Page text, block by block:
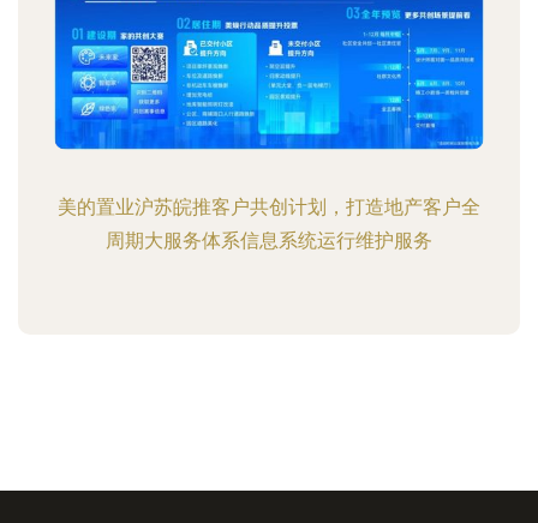
美的置业沪苏皖推客户共创计划，打造地产客户全
周期大服务体系信息系统运行维护服务